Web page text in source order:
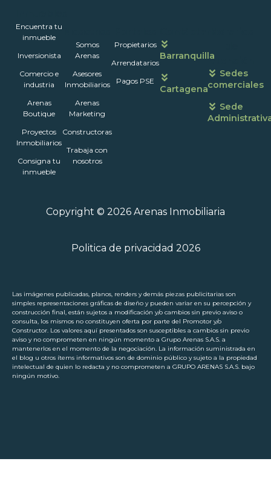
Encuentra tu
inmueble
Inversionista
Comercio e
industria
Arenas
Boutique
Proyectos
Inmobiliarios
Consigna tu
inmueble
Somos
Arenas
Asesores
Inmobiliarios
Arenas
Marketing
Constructoras
Trabaja con
nosotros
Propietarios
Arrendatarios
Pagos PSE
Barranquilla
Cartagena
atención
Sedes
comerciales
Sede
Copyright © 2026 Arenas Inmobiliaria
Politica de privacidad 2026
Las imágenes publicadas, planos, renders y demás piezas publicitarias son
simples representaciones gráficas de diseño y pueden variar en su percepción y
construcción final, están sujetos a modificación y/o cambios sin previo aviso o
consulta, los mismos no constituyen oferta por parte del Promotor y/o
Constructor. Los valores aquí presentados son susceptibles a cambios sin previo
aviso y no comprometen en ningún momento a Grupo Arenas S.A.S. a
mantenerlos en el momento de la negociación. La información suministrada en
el blog u otros ítems informativos son de dominio público y sujeto a la propiedad
intelectual de quien lo redacta y no comprometen a GRUPO ARENAS S.A.S. bajo
ningún motivo.